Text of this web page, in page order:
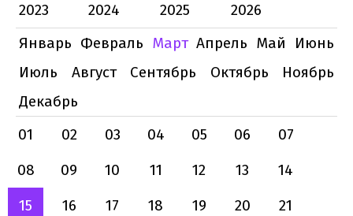
2023
2024 2025
2026
Январь Февраль Март Апрель Май
Июнь
Июль
Август Сентябрь Октябрь
Ноябрь
Декабрь
01
02 03 04 05 06
07
08
09 10 11 12 13
14
15
16 17 18 19 20
21